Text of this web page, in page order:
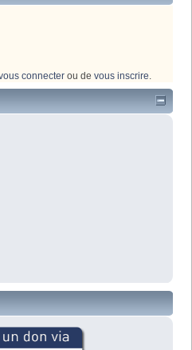
connecter ou de vous inscrire